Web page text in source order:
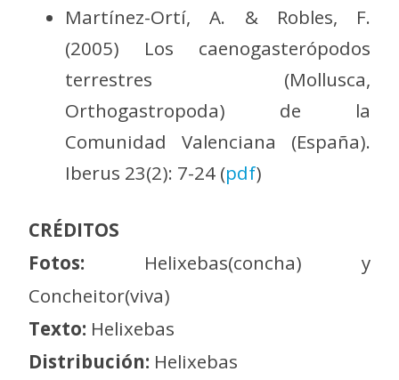
Martínez-Ortí, A. & Robles, F.
(2005) Los caenogasterópodos
terrestres (Mollusca,
Orthogastropoda) de la
Comunidad Valenciana (España).
Iberus 23(2): 7-24 (pdf)
CRÉDITOS
Fotos: Helixebas(concha) y
Concheitor(viva)
Texto: Helixebas
Distribución: Helixebas